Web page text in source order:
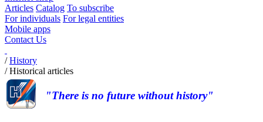
Articles Catalog To subscribe
For individuals For legal entities
Mobile apps
Contact Us
/History
/Historical articles
"There is no future without history"